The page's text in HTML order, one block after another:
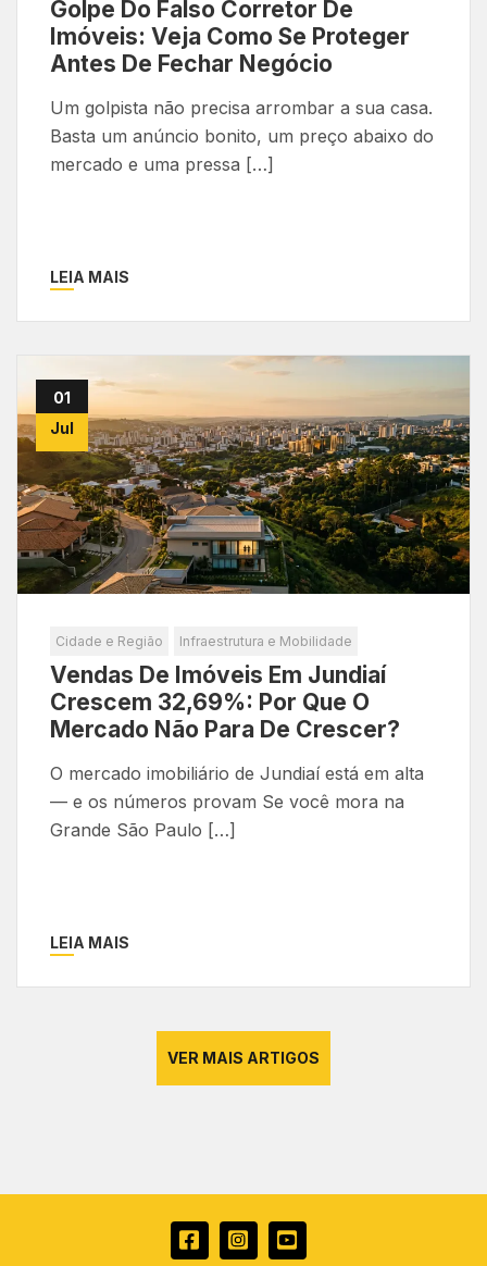
Golpe Do Falso Corretor De
Imóveis: Veja Como Se Proteger
Antes De Fechar Negócio
Um golpista não precisa arrombar a sua casa.
Basta um anúncio bonito, um preço abaixo do
mercado e uma pressa […]
LEIA MAIS
01
Jul
Cidade e Região Infraestrutura e Mobilidade
Vendas De Imóveis Em Jundiaí
Crescem 32,69%: Por Que O
Mercado Não Para De Crescer?
O mercado imobiliário de Jundiaí está em alta
— e os números provam Se você mora na
Grande São Paulo […]
LEIA MAIS
VER MAIS ARTIGOS